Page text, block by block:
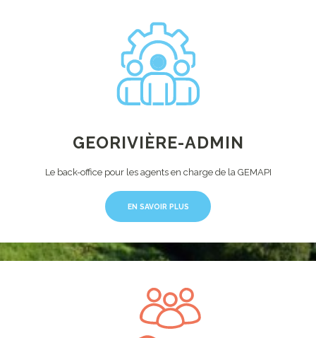
GEORIVIÈRE-ADMIN
Le back-office pour les agents en charge de la GEMAPI
EN SAVOIR PLUS